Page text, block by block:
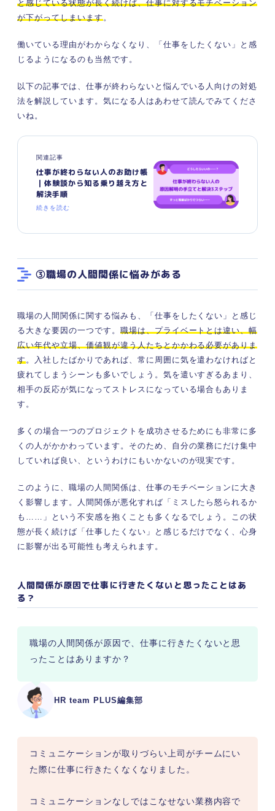
と感じている状態が長く続けば、仕事に対するモチベーション
が下がってしまいます。
働いている理由がわからなくなり、「仕事をしたくない」と感
じるようになるのも当然です。
以下の記事では、仕事が終わらないと悩んでいる人向けの対処
法を解説しています。気になる人はあわせて読んでみてくださ
いね。
関連記事
仕事が終わらない人のお助け帳
｜体験談から知る乗り越え方と
解決手順
続きを読む
③職場の人間関係に悩みがある
職場の人間関係に関する悩みも、「仕事をしたくない」と感じ
る大きな要因の一つです。 職場は、プライベートとは違い、幅
広い年代や立場、価値観が違う人たちとかかわる必要がありま
す。入社したばかりであれば、常に周囲に気を遣わなければと
疲れてしまうシーンも多いでしょう。気を遣いすぎるあまり、
相手の反応が気になってストレスになっている場合もありま
す。
多くの場合一つのプロジェクトを成功させるためにも非常に多
くの人がかかわっています。そのため、自分の業務にだけ集中
していれば良い、というわけにもいかないのが現実です。
このように、職場の人間関係は、仕事のモチベーションに大き
く影響します。人間関係が悪化すれば「ミスしたら怒られるか
も……」という不安感を抱くことも多くなるでしょう。この状
態が長く続けば「仕事したくない」と感じるだけでなく、心身
に影響が出る可能性も考えられます。
人間関係が原因で仕事に行きたくないと思ったことはあ
る？
HR team PLUS編集部
職場の人間関係が原因で、仕事に行きたくないと思
ったことはありますか？
コミュニケーションが取りづらい上司がチームにい
た際に仕事に行きたくなくなりました。
コミュニケーションなしではこなせない業務内容で